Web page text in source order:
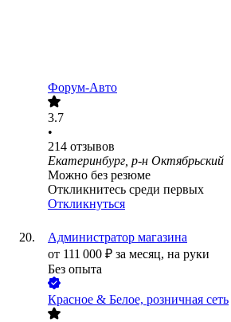
Форум-Авто
3.7
•
214 отзывов
Екатеринбург, р-н Октябрьский
Можно без резюме
Откликнитесь среди первых
Откликнуться
Администратор магазина
от 111 000 ₽ за месяц, на руки
Без опыта
Красное & Белое, розничная сеть